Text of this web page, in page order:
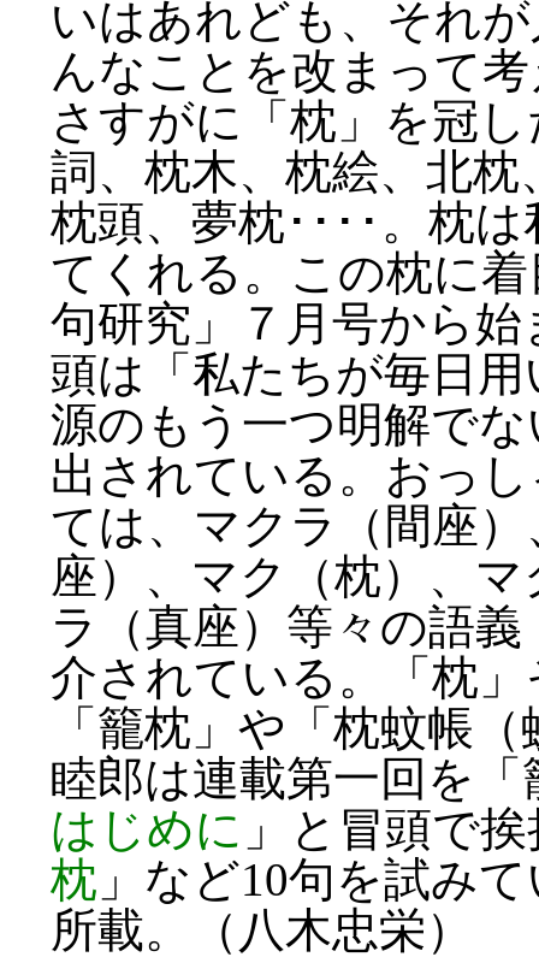
いはあれども、それ
んなことを改まって
さすがに「枕」を冠
詞、枕木、枕絵、北
枕頭、夢枕････。枕
てくれる。この枕に
句研究」７月号から
頭は「私たちが毎日
源のもう一つ明解で
出されている。おっ
ては、マクラ（間座
座）、マク（枕）、
ラ（真座）等々の語
介されている。「枕
「籠枕」や「枕蚊帳
睦郎は連載第一回を
はじめに 」と冒頭で
枕 」など10句を試み
所載。（八木忠栄）